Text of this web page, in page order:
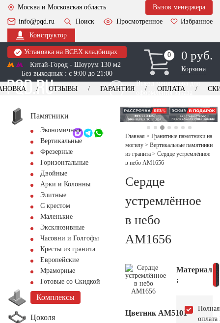
Москва и Московская область
Вызов менеджера
info@pqd.ru
Поиск Просмотренное
Избранное
Конструктор
Установка на ВСЕХ кладбищах
Китай-Город - Шоурум 130 м2
Без выходных : с 9:00 до 21:00
0
0 0 руб.
Корзина
Выезд менеджера для
оформления заказа
+7 (495) 518-44-23
Обратный звонок
ОТЗЫВЫ ГАРАНТИЯ ОПЛАТА
Памятники
Экономичные
Вертикальные
Фрезерные
Горизонтальные
Двойные
Арки и Колонны
Элитные
С крестом
Маленькие
Эксклюзивные
Часовни и Голгофы
Кресты из гранита
Европейские
Мраморные
Готовые со Скидкой
Комплексы
Цоколя
Главная > Гранитные памятники на
могилу > Вертикальные памятники
из гранита > Сердце устремлённое
в небо AM1656
Сердце
устремлённое
в небо
AM1656
Цветник АМ5101
Материал
:
Полная
оплата